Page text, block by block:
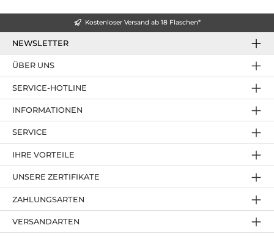
Kostenloser Versand ab 18 Flaschen*
NEWSLETTER
SERVICE-HOTLINE
IHRE VORTEILE
ZAHLUNGSARTEN
ÜBER UNS
UNSERE ZERTIFIKATE
INFORMATIONEN
SERVICE
VERSANDARTEN